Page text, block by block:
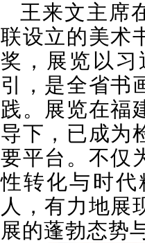
王来文主席
联设立的美术
奖，展览以
引，是全省书
践。展览在福
导下，已成为
要平台。不仅
性转化与时
人，有力地展
展的蓬勃态势